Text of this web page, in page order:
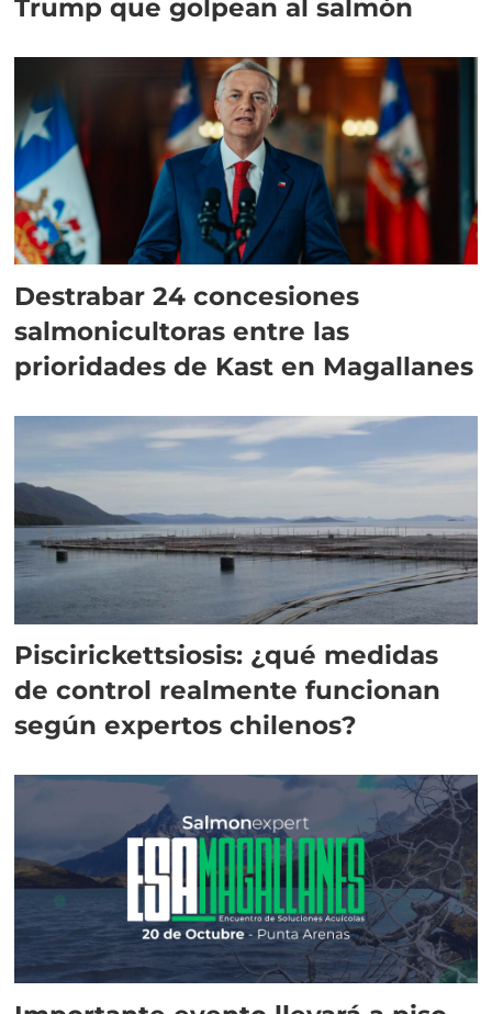
Trump que golpean al salmón
Destrabar 24 concesiones
salmonicultoras entre las
prioridades de Kast en Magallanes
Piscirickettsiosis: ¿qué medidas
de control realmente funcionan
según expertos chilenos?